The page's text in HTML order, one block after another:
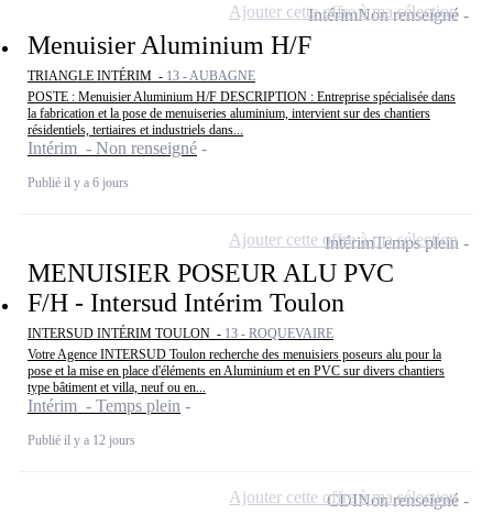
Menuisier Aluminium H/F
TRIANGLE INTÉRIM - 13 - AUBAGNE
POSTE : Menuisier Aluminium H/F DESCRIPTION : Entreprise spécialisée dans
la fabrication et la pose de menuiseries aluminium, intervient sur des chantiers
résidentiels, tertiaires et industriels dans...
Intérim - Non renseigné
Publié il y a 6 jours
IntérimNon renseigné
Ajouter cette offre à ma sélection
MENUISIER POSEUR ALU PVC
F/H - Intersud Intérim Toulon
INTERSUD INTÉRIM TOULON - 13 - ROQUEVAIRE
Votre Agence INTERSUD Toulon recherche des menuisiers poseurs alu pour la
pose et la mise en place d'éléments en Aluminium et en PVC sur divers chantiers
type bâtiment et villa, neuf ou en...
Intérim - Temps plein
Publié il y a 12 jours
IntérimTemps plein
Ajouter cette offre à ma sélection
CDINon renseigné
Ajouter cette offre à ma sélection